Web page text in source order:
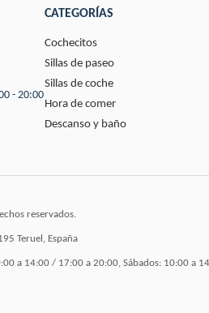
- 20:00
CATEGORÍAS
Cochecitos
Sillas de paseo
Sillas de coche
Hora de comer
Descanso y baño
reservados.
Teruel, España
a 14:00 / 17:00 a 20:00, Sábados: 10:00 a